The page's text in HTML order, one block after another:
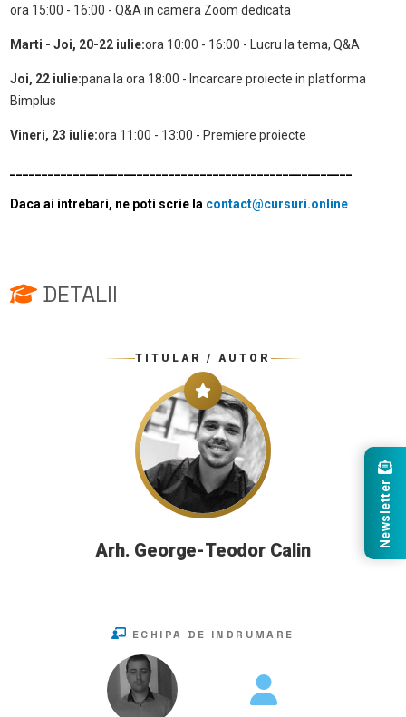
ora 15:00 - 16:00 - Q&A in camera Zoom dedicata
Marti - Joi, 20-22 iulie:ora 10:00 - 16:00 - Lucru la tema, Q&A
Joi, 22 iulie:pana la ora 18:00 - Incarcare proiecte in platforma
Bimplus
Vineri, 23 iulie:ora 11:00 - 13:00 - Premiere proiecte
Daca ai intrebari, ne poti scrie la contact@cursuri.online
DETALII
TITULAR / AUTOR
Arh. George-Teodor Calin
ECHIPA DE INDRUMARE
Newsletter